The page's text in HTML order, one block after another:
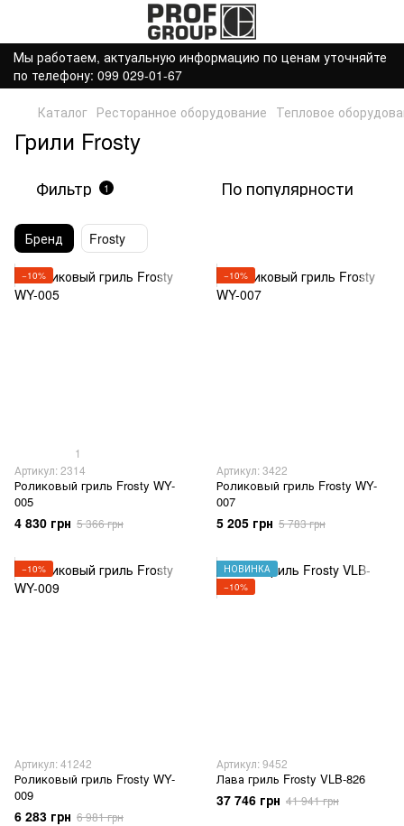
Мы работаем, актуальную информацию по ценам уточняйте
по телефону: 099 029-01-67
Каталог Ресторанное оборудование Тепловое
Грили Frosty
Фильтр 1 По популярности
Бренд Frosty
−10%
1
Артикул: 2314
Роликовый гриль Frosty WY-
005
4 830 грн 5 366 грн
−10%
Артикул: 3422
Роликовый гриль Frosty WY-
007
5 205 грн 5 783 грн
−10%
Артикул: 41242
Роликовый гриль Frosty WY-
009
6 283 грн 6 981 грн
НОВИНКА
−10%
Артикул: 9452
Лава гриль Frosty VLB-826
37 746 грн 41 941 грн